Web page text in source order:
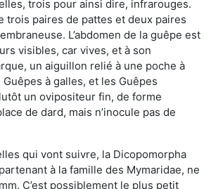
trois pour ainsi dire, infrarouges.
trois paires de pattes et deux paires
L’abdomen de la guêpe est
visibles, car vives, et à son
un aiguillon relié à une poche à
à galles, et les Guêpes
un ovipositeur fin, de forme
de dard, mais n’inocule pas de
qui vont suivre, la Dicopomorpha
à la famille des Mymaridae, ne
C’est possiblement le plus petit